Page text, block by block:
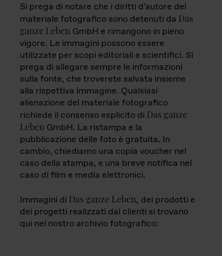
Si prega di notare che i diritti d'autore del
materiale fotografico sono detenuti da Das
ganze Leben GmbH e rimangono in pieno
vigore. Le immagini possono essere
utilizzate per scopi editoriali e scientifici. Si
prega di allegare sempre le informazioni
sulla fonte, che troverete salvata insieme
alla rispettiva immagine. Qualsiasi
alienazione del materiale fotografico
richiede il consenso esplicito di Das ganze
Leben GmbH. La ristampa e la
pubblicazione delle foto è gratuita. In
cambio, chiediamo una copia voucher nel
caso della stampa, e una breve notifica nel
caso di film e media elettronici.
Immagini di Das ganze Leben, dei prodotti e
dei progetti realizzati dai clienti si trovano
qui nel nostro archivio fotografico: